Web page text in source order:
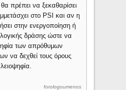
πρέπει να ξεκαθαρίσει
στο PSI και αν η
στην ενεργοποίηση ή
δράσης ώστε να
των απρόθυμων
να δεχθεί τους όρους
forologoumenos